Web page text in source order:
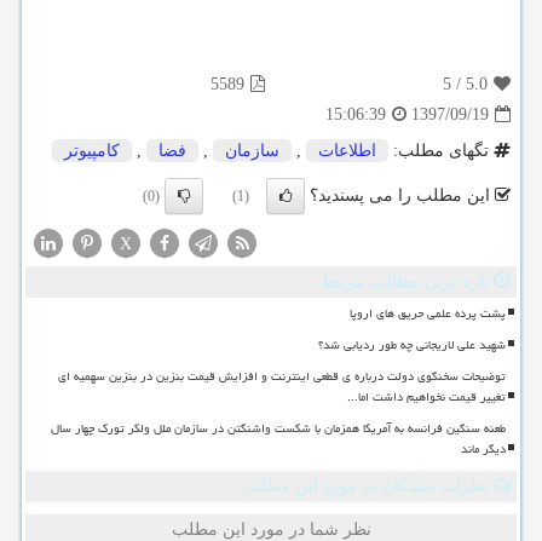
5.0
/
5
5589
1397/09/19
15:06:39
تگهای مطلب:
اطلاعات , سازمان , فضا , كامپیوتر
این مطلب را می پسندید؟ (1)
(0)
X
تازه ترین مطالب مرتبط
پشت پرده علمی حریق های اروپا
شهید علی لاریجانی چه طور ردیابی شد؟
توضیحات سخنگوی دولت درباره ی قطعی اینترنت و افزایش قیمت بنزین در بنزین سهمیه ای
تغییر قیمت نخواهیم داشت اما...
طعنه سنگین فرانسه به آمریکا همزمان با شکست واشنگتن در سازمان ملل ولکر تورک چهار سال
دیگر ماند
نظرات بینندگان در مورد این مطلب
نظر شما در مورد این مطلب